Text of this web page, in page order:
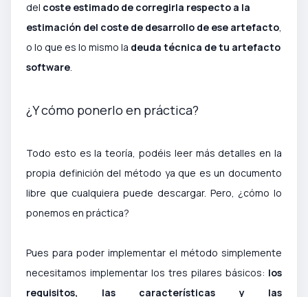
del coste estimado de corregirla respecto a la
estimación del coste de desarrollo de ese artefacto,
o lo que es lo mismo la deuda técnica de tu artefacto
software.
¿Y cómo ponerlo en práctica?
Todo esto es la teoría, podéis leer más detalles en la
propia definición del método ya que es un documento
libre que cualquiera puede descargar. Pero, ¿cómo lo
ponemos en práctica?
Pues para poder implementar el método simplemente
necesitamos implementar los tres pilares básicos: los
requisitos, las características y las